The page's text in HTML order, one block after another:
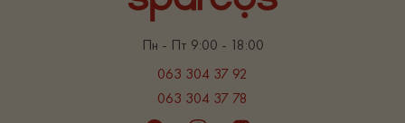
Пн - Пт 9:00 - 18:00
063 304 37 92
063 304 37 78